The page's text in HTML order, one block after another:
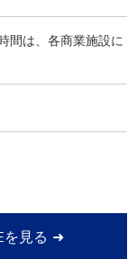
は、各商業施設に
を見る